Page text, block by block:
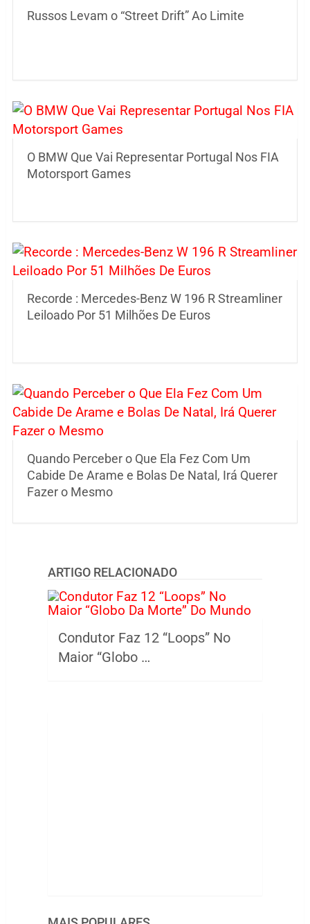
Russos Levam o “Street Drift” Ao Limite
O BMW Que Vai Representar Portugal Nos FIA
Motorsport Games
Recorde : Mercedes-Benz W 196 R Streamliner
Leiloado Por 51 Milhões De Euros
Quando Perceber o Que Ela Fez Com Um
Cabide De Arame e Bolas De Natal, Irá Querer
Fazer o Mesmo
ARTIGO RELACIONADO
Condutor Faz 12 “Loops” No
Maior “Globo …